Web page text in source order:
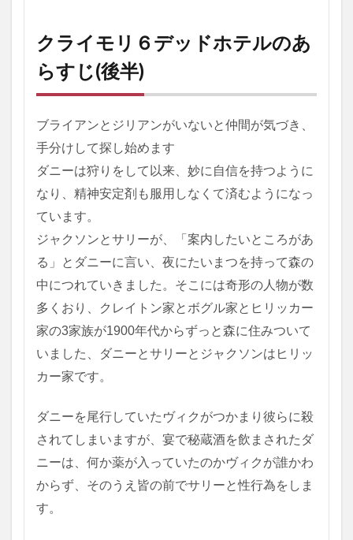
クライモリ６デッドホテルのあ
らすじ(後半)
ブライアンとジリアンがいないと仲間が気づき、
手分けして探し始めます
ダニーは狩りをして以来、妙に自信を持つように
なり、精神安定剤も服用しなくて済むようになっ
ています。
ジャクソンとサリーが、「案内したいところがあ
る」とダニーに言い、夜にたいまつを持って森の
中につれていきました。 そこには奇形の人物が数
多くおり、クレイトン家とボグル家とヒリッカー
家の3家族が1900年代からずっと森に住みついて
いました、ダニーとサリーとジャクソンはヒリッ
カー家です。
ダニーを尾行していたヴィクがつかまり彼らに殺
されてしまいますが、 宴で秘蔵酒を飲まされたダ
ニーは、何か薬が入っていたのかヴィクが誰かわ
からず、そのうえ皆の前でサリーと性行為をしま
す。